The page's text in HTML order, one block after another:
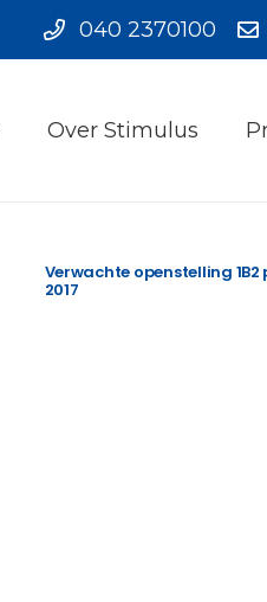
040 2370100
Over Stimulus
Verwachte openstelling 1B2
2017